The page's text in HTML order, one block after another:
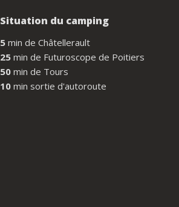
Situation du camping
5 min de Châtellerault
25 min de Futuroscope de Poitiers
50 min de Tours
10 min sortie d'autoroute